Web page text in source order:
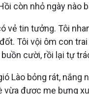
còn nhỏ ngày nào
vẻ tin tưởng. Tôi
Tôi vội ôm con
cười, rồi lại tự
Lào bỏng rát,
vừa được mẹ bưng